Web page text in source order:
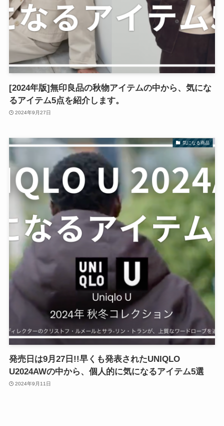
[2024年版]無印良品の秋物アイテムの中から、気にな
るアイテム5点を紹介します。
2024年9月27日
気になる商品
発売日は9月27日!!早くも発表されたUNIQLO
U2024AWの中から、個人的に気になるアイテム5選
2024年9月11日